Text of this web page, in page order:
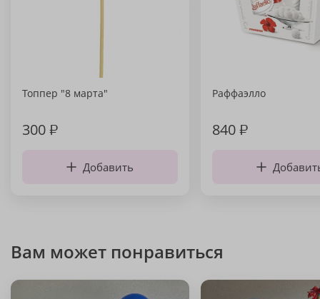
Топпер "8 марта"
300₽
Добавить
Раффаэлло
840₽
Вам может понравиться